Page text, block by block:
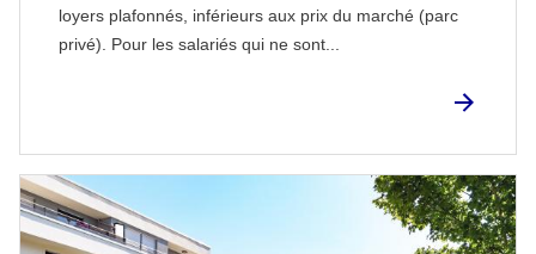
loyers plafonnés, inférieurs aux prix du marché (parc
privé). Pour les salariés qui ne sont...